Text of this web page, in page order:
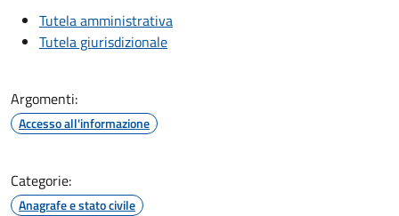
Tutela amministrativa
Tutela giurisdizionale
Argomenti:
Accesso all'informazione
Categorie:
Anagrafe e stato civile